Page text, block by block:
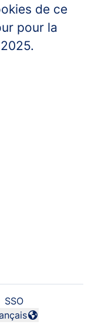
de ce
pour la
SSO
la langue